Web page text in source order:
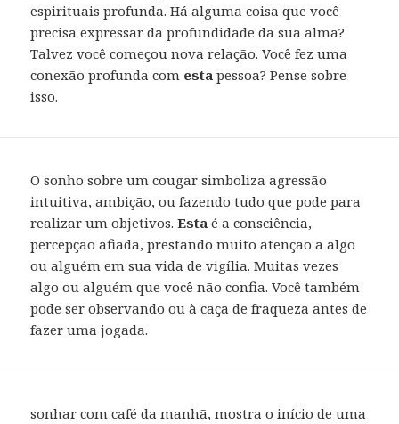
espirituais profunda. Há alguma coisa que você
precisa expressar da profundidade da sua alma?
Talvez você começou nova relação. Você fez uma
conexão profunda com esta pessoa? Pense sobre
isso.
O sonho sobre um cougar simboliza agressão
intuitiva, ambição, ou fazendo tudo que pode para
realizar um objetivos.Esta é a consciência,
percepção afiada, prestando muito atenção a algo
ou alguém em sua vida de vigília. Muitas vezes
algo ou alguém que você não confia. Você também
pode ser observando ou à caça de fraqueza antes de
fazer uma jogada.
sonhar com café da manhã, mostra o início de uma